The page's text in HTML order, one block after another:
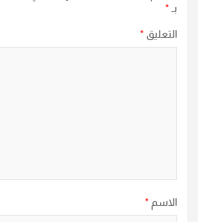
بـ *
التعليق *
الاسم *